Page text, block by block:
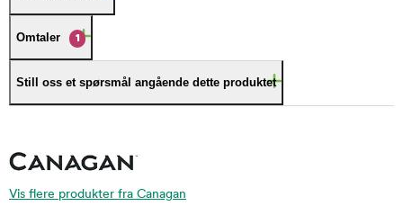
Omtaler 1
Still oss et spørsmål angående dette produktet
Vis flere produkter fra Canagan